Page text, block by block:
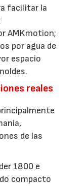
facilitar la
AMKmotion;
por agua de
espacio
reales
de las
1800 e
compacto